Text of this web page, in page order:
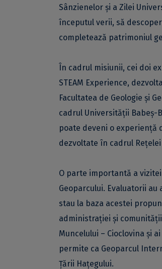
Sânzienelor și a Zilei
începutul verii, să
completează patrimoniul
În cadrul misiunii, cei doi
STEAM Experience,
Facultatea de Geologie și
cadrul Universității Babeș-
poate deveni o experiență
dezvoltate în cadrul Rețelei
O parte importantă a
Geoparcului. Evaluatorii au
stau la baza acestei
administrației și comunității
Muncelului – Cioclovina și
permite ca Geoparcul
Țării Hațegului.